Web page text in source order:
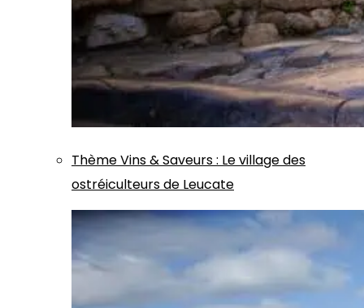
ThèmeVins & Saveurs: Le village des
ostréiculteurs de Leucate